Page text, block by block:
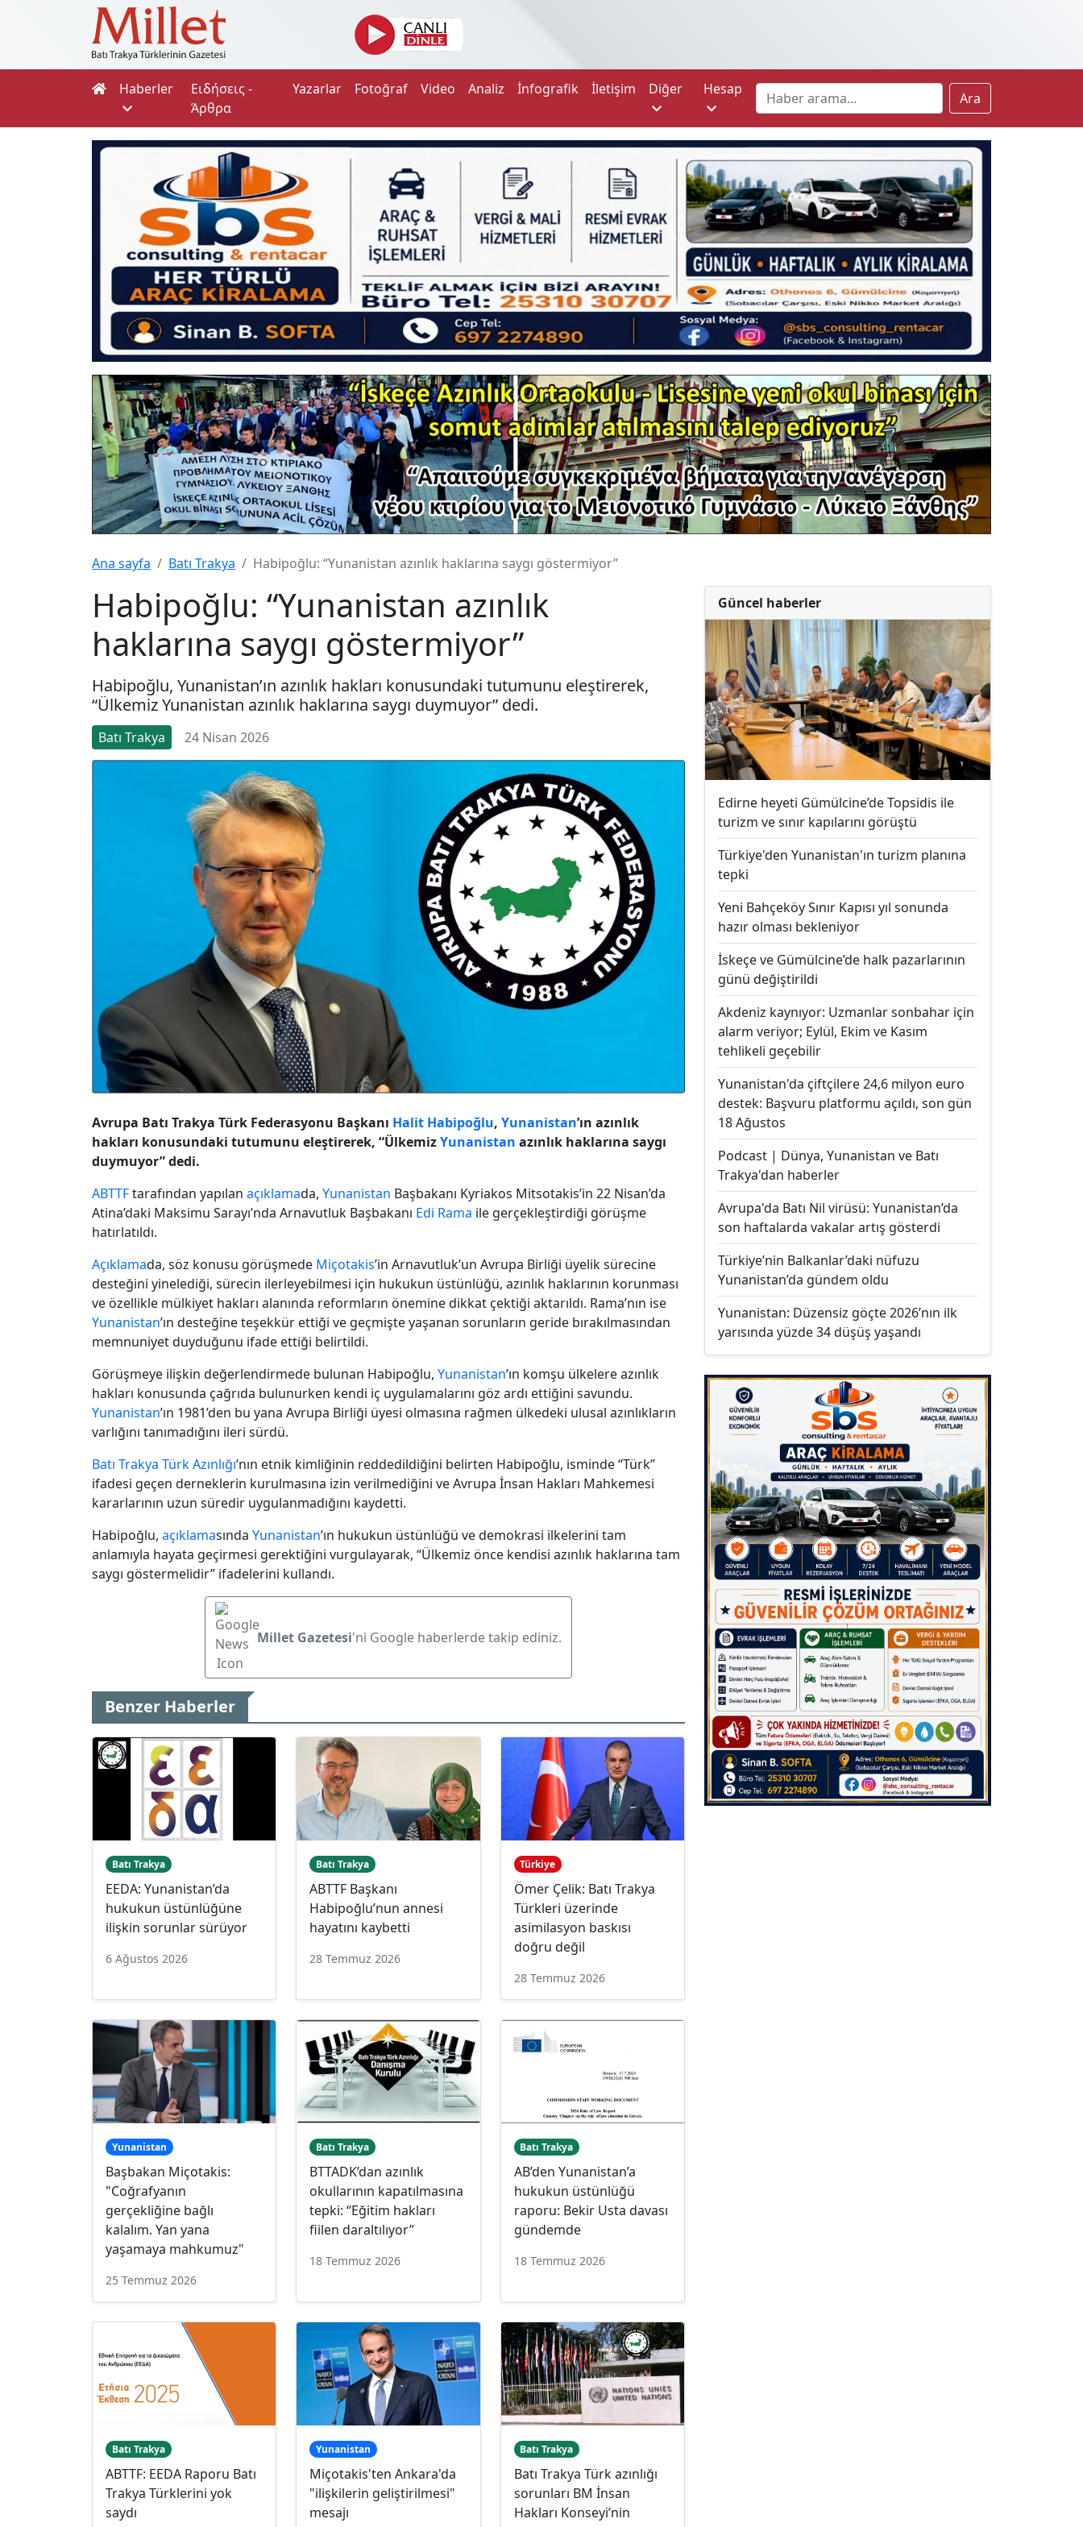
Haberler
Ειδήσεις -
Άρθρα
Yazarlar Fotoğraf Video Analiz İnfografik İletişim Diğer Hesap
Ara
Ana sayfa Batı Trakya Habipoğlu: “Yunanistan azınlık haklarına saygı göstermiyor”
Habipoğlu: “Yunanistan azınlık
haklarına saygı göstermiyor”
Habipoğlu, Yunanistan’ın azınlık hakları konusundaki tutumunu eleştirerek,
“Ülkemiz Yunanistan azınlık haklarına saygı duymuyor” dedi.
Batı Trakya 24 Nisan 2026
Avrupa Batı Trakya Türk Federasyonu Başkanı Halit Habipoğlu, Yunanistan’ın azınlık
hakları konusundaki tutumunu eleştirerek, “ÜlkemizYunanistan azınlık haklarına saygı
duymuyor” dedi.
ABTTFtarafından yapılan açıklamada, Yunanistan Başbakanı Kyriakos Mitsotakis’in 22 Nisan’da
Atina’daki Maksimu Sarayı’nda Arnavutluk Başbakanı Edi Rama ile gerçekleştirdiği görüşme
hatırlatıldı.
Açıklamada, söz konusu görüşmede Miçotakis’in Arnavutluk’un Avrupa Birliği üyelik sürecine
desteğini yinelediği, sürecin ilerleyebilmesi için hukukun üstünlüğü, azınlık haklarının korunması
ve özellikle mülkiyet hakları alanında reformların önemine dikkat çektiği aktarıldı. Rama’nın ise
Yunanistan’ın desteğine teşekkür ettiği ve geçmişte yaşanan sorunların geride bırakılmasından
memnuniyet duyduğunu ifade ettiği belirtildi.
Görüşmeye ilişkin değerlendirmede bulunan Habipoğlu, Yunanistan’ın komşu ülkelere azınlık
hakları konusunda çağrıda bulunurken kendi iç uygulamalarını göz ardı ettiğini savundu.
Yunanistan’ın 1981’den bu yana Avrupa Birliği üyesi olmasına rağmen ülkedeki ulusal azınlıkların
varlığını tanımadığını ileri sürdü.
Batı Trakya Türk Azınlığı’nın etnik kimliğinin reddedildiğini belirten Habipoğlu, isminde “Türk”
ifadesi geçen derneklerin kurulmasına izin verilmediğini ve Avrupa İnsan Hakları Mahkemesi
kararlarının uzun süredir uygulanmadığını kaydetti.
Habipoğlu, açıklamasında Yunanistan’ın hukukun üstünlüğü ve demokrasi ilkelerini tam
anlamıyla hayata geçirmesi gerektiğini vurgulayarak, “Ülkemiz önce kendisi azınlık haklarına tam
saygı göstermelidir” ifadelerini kullandı.
Millet Gazetesi'ni Google haberlerde takip ediniz.
Benzer Haberler
Batı Trakya
EEDA: Yunanistan’da
hukukun üstünlüğüne
ilişkin sorunlar sürüyor
6 Ağustos 2026
Batı Trakya
ABTTF Başkanı
Habipoğlu’nun annesi
hayatını kaybetti
28 Temmuz 2026
Türkiye
Ömer Çelik: Batı Trakya
Türkleri üzerinde
asimilasyon baskısı
doğru değil
28 Temmuz 2026
Yunanistan
Başbakan Miçotakis:
"Coğrafyanın
gerçekliğine bağlı
kalalım. Yan yana
yaşamaya mahkumuz"
25 Temmuz 2026
Batı Trakya
BTTADK’dan azınlık
okullarının kapatılmasına
tepki: “Eğitim hakları
fiilen daraltılıyor”
18 Temmuz 2026
Batı Trakya
AB’den Yunanistan’a
hukukun üstünlüğü
raporu: Bekir Usta davası
gündemde
18 Temmuz 2026
Batı Trakya
ABTTF: EEDA Raporu Batı
Trakya Türklerini yok
saydı
Yunanistan
Miçotakis'ten Ankara'da
"ilişkilerin geliştirilmesi"
mesajı
Batı Trakya
Batı Trakya Türk azınlığı
sorunları BM İnsan
Hakları Konseyi’nin
Güncel haberler
Edirne heyeti Gümülcine’de Topsidis ile
turizm ve sınır kapılarını görüştü
Türkiye'den Yunanistan'ın turizm planına
tepki
Yeni Bahçeköy Sınır Kapısı yıl sonunda
hazır olması bekleniyor
İskeçe ve Gümülcine’de halk pazarlarının
günü değiştirildi
Akdeniz kaynıyor: Uzmanlar sonbahar için
alarm veriyor; Eylül, Ekim ve Kasım
tehlikeli geçebilir
Yunanistan'da çiftçilere 24,6 milyon euro
destek: Başvuru platformu açıldı, son gün
18 Ağustos
Podcast | Dünya, Yunanistan ve Batı
Trakya'dan haberler
Avrupa'da Batı Nil virüsü: Yunanistan’da
son haftalarda vakalar artış gösterdi
Türkiye’nin Balkanlar’daki nüfuzu
Yunanistan’da gündem oldu
Yunanistan: Düzensiz göçte 2026’nın ilk
yarısında yüzde 34 düşüş yaşandı